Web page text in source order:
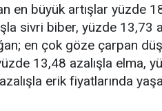
en büyük artışlar yüzde
sivri biber, yüzde 13,73
en çok göze çarpan
13,48 azalışla elma,
erik fiyatlarında